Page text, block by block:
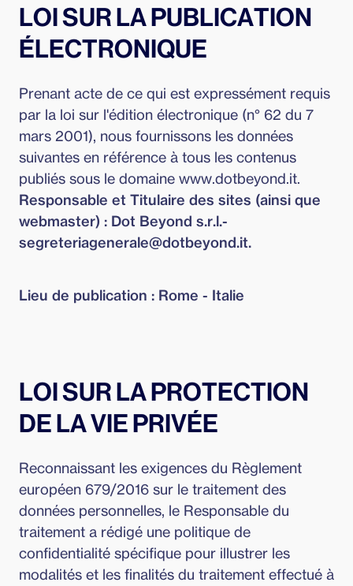
LOI SUR LA PUBLICATION
ÉLECTRONIQUE
Prenant acte de ce qui est expressément requis
par la loi sur l'édition électronique (n° 62 du 7
mars 2001), nous fournissons les données
suivantes en référence à tous les contenus
publiés sous le domaine www.dotbeyond.it.
Responsable et Titulaire des sites (ainsi que
webmaster) : Dot Beyond s.r.l.-
segreteriagenerale@dotbeyond.it.
Lieu de publication : Rome - Italie
LOI SUR LA PROTECTION
DE LA VIE PRIVÉE
Reconnaissant les exigences du Règlement
européen 679/2016 sur le traitement des
données personnelles, le Responsable du
traitement a rédigé une politique de
confidentialité spécifique pour illustrer les
modalités et les finalités du traitement effectué à